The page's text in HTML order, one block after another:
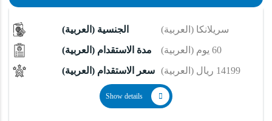
(العربية) الجنسية
(العربية) سريلانكا
(العربية) مدة الاستقدام
(العربية) 60 يوم
(العربية) سعر الاستقدام
(العربية) 14199 ريال
Show details